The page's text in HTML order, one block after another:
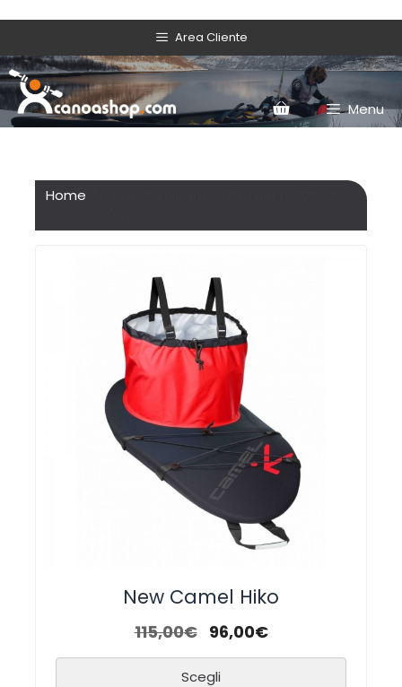
Area Cliente
Menu
Home
New Camel Hiko
115,00€ 96,00€
Scegli